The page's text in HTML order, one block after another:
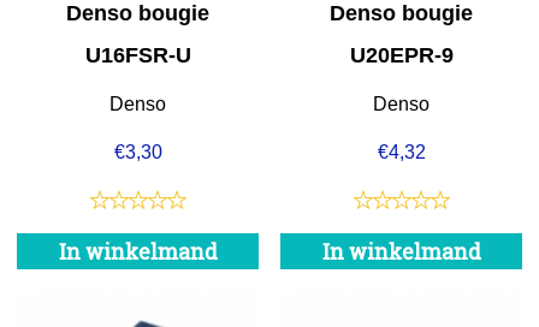
Denso bougie
U16FSR-U
Denso
€3,30
In winkelmand
Denso bougie
U20EPR-9
Denso
€4,32
In winkelmand